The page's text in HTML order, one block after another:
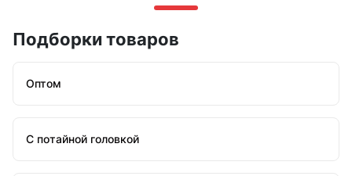
Подборки товаров
Оптом
С потайной головкой